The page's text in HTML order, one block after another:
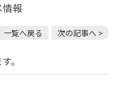
報
一覧へ戻る 次の記事へ >
。